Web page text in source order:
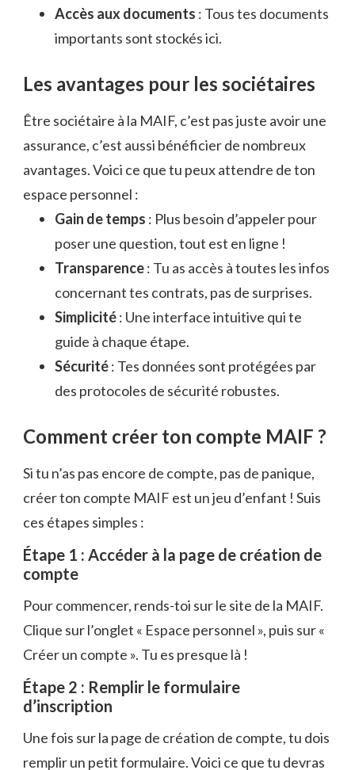
Accès aux documents : Tous tes documents
importants sont stockés ici.
Les avantages pour les sociétaires
Être sociétaire à la MAIF, c’est pas juste avoir une
assurance, c’est aussi bénéficier de nombreux
avantages. Voici ce que tu peux attendre de ton
espace personnel :
Gain de temps : Plus besoin d’appeler pour
poser une question, tout est en ligne !
Transparence: Tu as accès à toutes les infos
concernant tes contrats, pas de surprises.
Simplicité: Une interface intuitive qui te
guide à chaque étape.
Sécurité: Tes données sont protégées par
des protocoles de sécurité robustes.
Comment créer ton compte MAIF ?
Si tu n’as pas encore de compte, pas de panique,
créer ton compte MAIF est un jeu d’enfant ! Suis
ces étapes simples :
Étape 1 : Accéder à la page de création de
compte
Pour commencer, rends-toi sur le site de la MAIF.
Clique sur l’onglet « Espace personnel », puis sur «
Créer un compte ». Tu es presque là !
Étape 2 : Remplir le formulaire
d’inscription
Une fois sur la page de création de compte, tu dois
remplir un petit formulaire. Voici ce que tu devras